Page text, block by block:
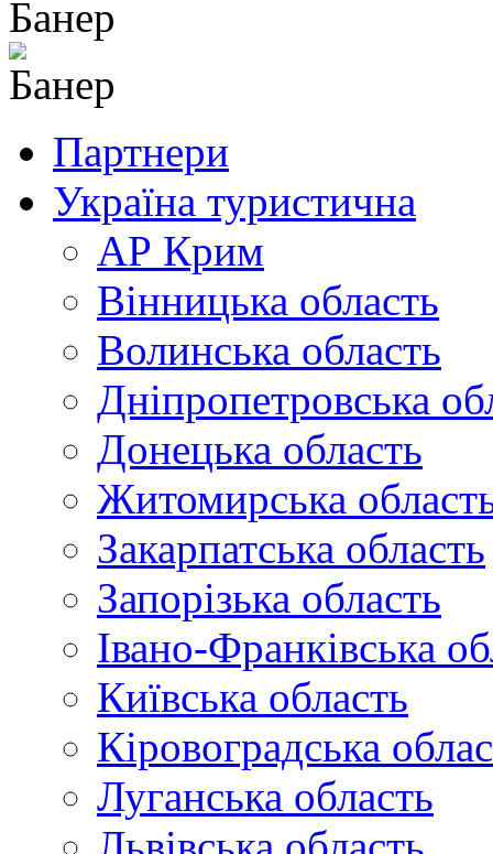
Партнери
Україна туристична
АР Крим
Вінницька область
Волинська область
Дніпропетровська
Донецька область
Житомирська
Закарпатська область
Запорізька область
Івано-Франківська
Київська область
Кіровоградська
Луганська область